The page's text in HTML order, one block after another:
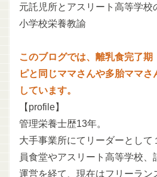
元託児所とアスリート高等学校
小学校栄養教諭
このブログでは、離乳食完了
ピと同じママさんや多胎ママ
しています。
【profile】
管理栄養士歴13年。
大手事業所にてリーダーとして
員食堂やアスリート高等学校
運営を経て、現在はフリーラン